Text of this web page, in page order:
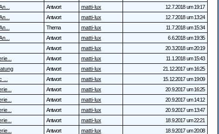
Antwort matti-lux
12.7.2018 um 19:17
Antwort matti-lux
12.7.2018 um 13:24
Thema matti-lux
11.7.2018 um 15:34
Antwort matti-lux
6.6.2018 um 19:35
Antwort matti-lux
20.3.2018 um 20:19
Antwort matti-lux
11.1.2018 um 15:43
Antwort matti-lux
21.12.2017 um 16:25
Antwort matti-lux
15.12.2017 um 19:09
Antwort matti-lux
20.9.2017 um 16:25
Antwort matti-lux
20.9.2017 um 14:12
Antwort matti-lux
20.9.2017 um 13:47
Antwort matti-lux
18.9.2017 um 22:21
Antwort matti-lux
18.9.2017 um 20:08